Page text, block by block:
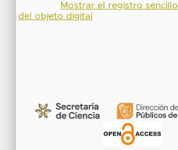
Mostrar el registro sencillo
del objeto digital